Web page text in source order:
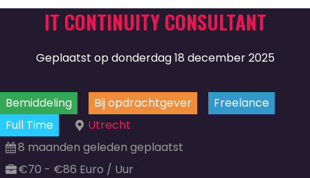
IT CONTINUITY CONSULTANT
Geplaatst op donderdag 18 december 2025
Bemiddeling Bij opdrachtgever
Freelance
Full Time
Utrecht
8 maanden geleden geplaatst
€70 - €86 Euro / Uur